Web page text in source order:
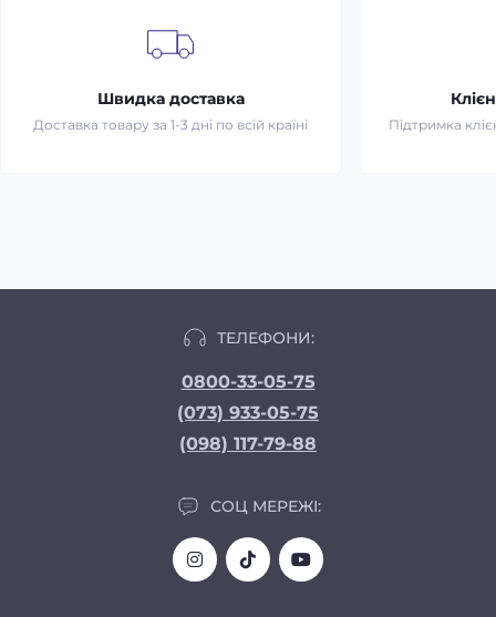
Швидка доставка
Доставка товару за 1-3 дні по всій країні Підтримка
ТЕЛЕФОНИ:
0800-33-05-75
(073) 933-05-75
(098) 117-79-88
СОЦ МЕРЕЖІ: